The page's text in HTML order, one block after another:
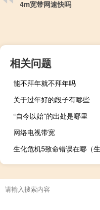
4m宽带网速快吗
相关问题
能不拜年就不拜年吗
关于过年好的段子有哪些
“自今以始”的出处是哪里
网络电视带宽